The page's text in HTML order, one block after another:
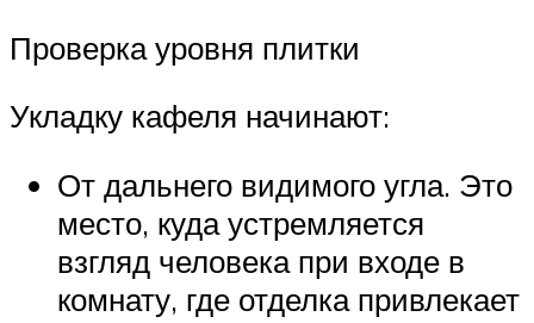
Проверка уровня плитки
Укладку кафеля начинают:
От дальнего видимого угла. Это
место, куда устремляется
взгляд человека при входе в
комнату, где отделка привлекает